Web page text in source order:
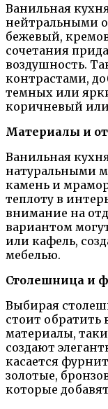
Ванильная
нейтральными
бежевый,
сочетания
воздушность.
контрастами,
темных или
коричневый
Материалы и
Ванильная
натуральными
камень и
теплоту в
внимание на
вариантом
или кафель,
мебелью.
Столешница и
Выбирая
стоит обратить
материалы,
создают
касается
золотые,
которые